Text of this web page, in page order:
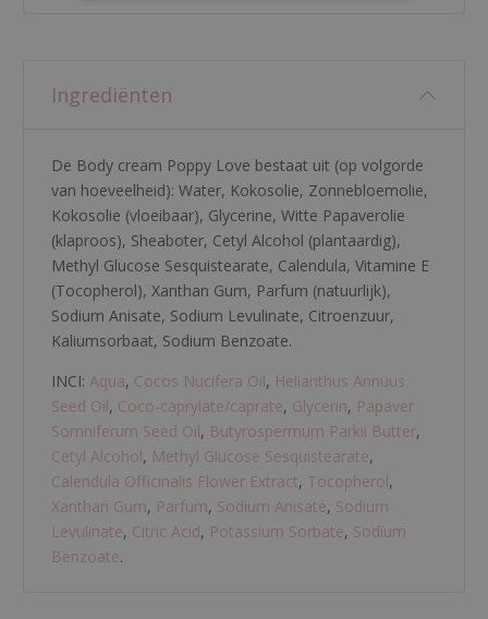
Ingrediënten
De Body cream Poppy Love bestaat uit (op volgorde
van hoeveelheid): Water, Kokosolie, Zonnebloemolie,
Kokosolie (vloeibaar), Glycerine, Witte Papaverolie
(klaproos), Sheaboter, Cetyl Alcohol (plantaardig),
Methyl Glucose Sesquistearate, Calendula, Vitamine E
(Tocopherol), Xanthan Gum, Parfum (natuurlijk),
Sodium Anisate, Sodium Levulinate, Citroenzuur,
Kaliumsorbaat, Sodium Benzoate.
INCI: Aqua, Cocos Nucifera Oil, Helianthus Annuus
Seed Oil, Coco-caprylate/caprate, Glycerin, Papaver
Somniferum Seed Oil, Butyrospermum Parkii Butter,
Cetyl Alcohol, Methyl Glucose Sesquistearate,
Calendula Officinalis Flower Extract, Tocopherol,
Xanthan Gum, Parfum, Sodium Anisate, Sodium
Levulinate, Citric Acid, Potassium Sorbate, Sodium
Benzoate.